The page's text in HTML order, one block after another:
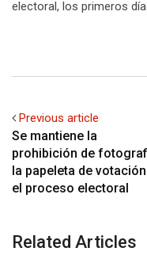
electoral, los primeros
Previous article
Se mantiene la
prohibición de
la papeleta de
el proceso electoral
Related Articles